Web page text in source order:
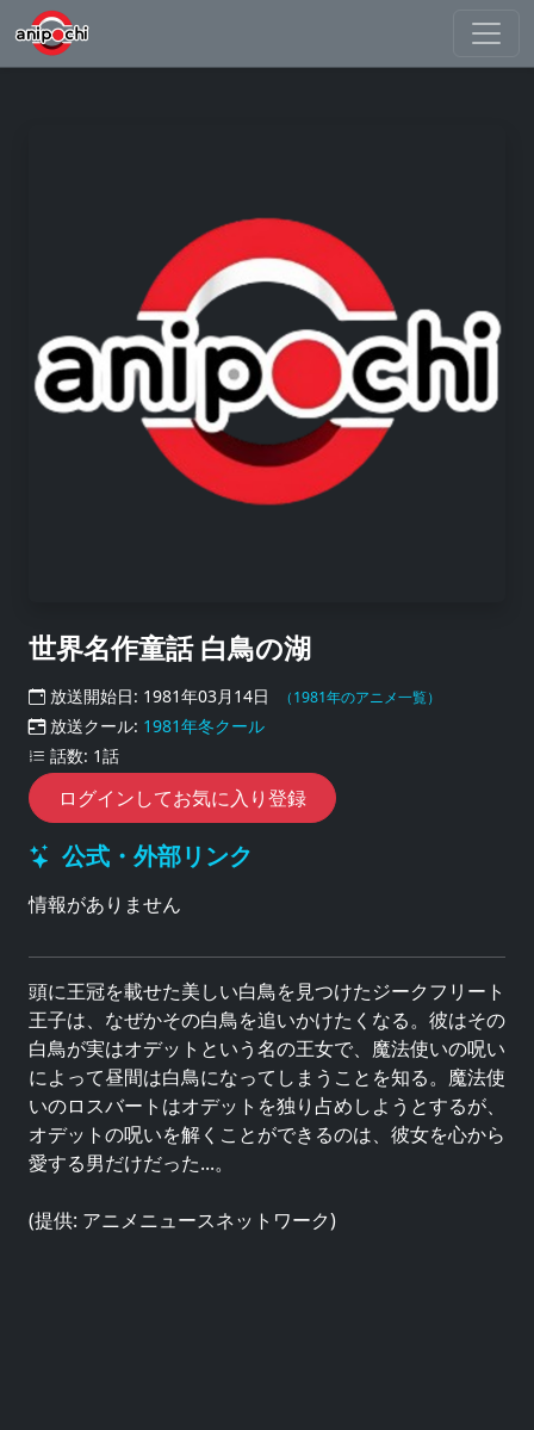
世界名作童話 白鳥の湖
放送開始日: 1981年03月14日 （1981年のアニメ一覧）
放送クール: 1981年冬クール
話数: 1話
ログインしてお気に入り登録
公式・外部リンク
情報がありません
頭に王冠を載せた美しい白鳥を見つけたジークフリート
王子は、なぜかその白鳥を追いかけたくなる。彼はその
白鳥が実はオデットという名の王女で、魔法使いの呪い
によって昼間は白鳥になってしまうことを知る。魔法使
いのロスバートはオデットを独り占めしようとするが、
オデットの呪いを解くことができるのは、彼女を心から
愛する男だけだった...。
(提供: アニメニュースネットワーク)